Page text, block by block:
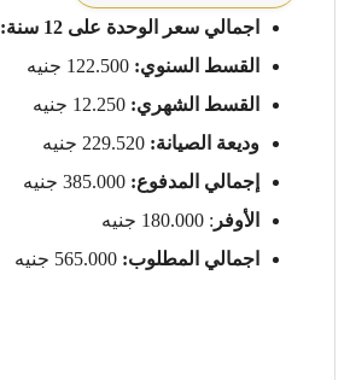
اجمالي سعر الوحدة على 12 سنة:
القسط السنوي:
القسط الشهري:
وديعة الصيانة:
إجمالي المدفوع:
الأوفر : 180.000 جنيه
اجمالي المطلوب: